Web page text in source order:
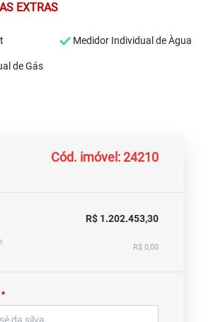
EXTRAS
Medidor Individual de Àgua
de Gás
Cód. imóvel: 24210
R$ 1.202.453,30
R$ 0,00
*